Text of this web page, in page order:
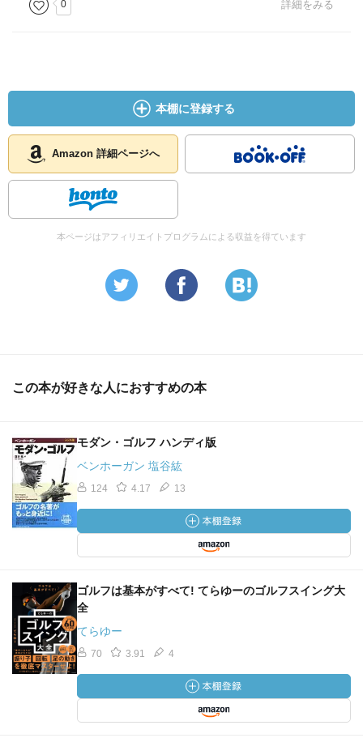
0 詳細をみる
本棚に登録する
Amazon 詳細ページへ
本ページはアフィリエイトプログラムによる収益を得ています
この本が好きな人におすすめの本
モダン・ゴルフ ハンディ版
ベンホーガン 塩谷紘
124 4.17 13
ゴルフは基本がすべて! てらゆーのゴルフスイング大
全
てらゆー
70 3.91 4